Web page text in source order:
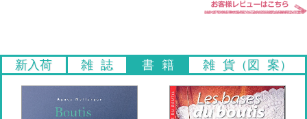
新入荷 雑 誌 書 籍 雑 貨（図 案）